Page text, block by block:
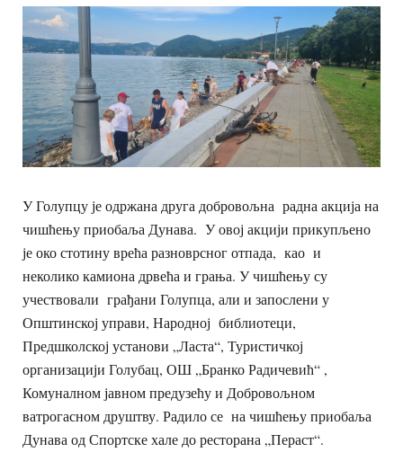
У Голупцу је одржана друга добровољна радна акција на
чишћењу приобаља Дунава. У овој акцији прикупљено
је око стотину врећа разноврсног отпада, као и
неколико камиона дрвећа и грања. У чишћењу су
учествовали грађани Голупца, али и запослени у
Општинској управи, Народној библиотеци,
Предшколској установи „Ласта“, Туристичкој
организацији Голубац, ОШ „Бранко Радичевић“ ,
Комуналном јавном предузећу и Добровољном
ватрогасном друштву. Радило се на чишћењу приобаља
Дунава од Спортске хале до ресторана „Пераст“.